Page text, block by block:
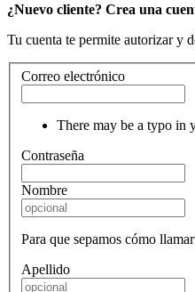
¿Nuevo cliente? Crea una
Tu cuenta te permite autorizar y
Correo electrónico
There may be a typo in
Contraseña
Nombre
Para que sepamos cómo
Apellido